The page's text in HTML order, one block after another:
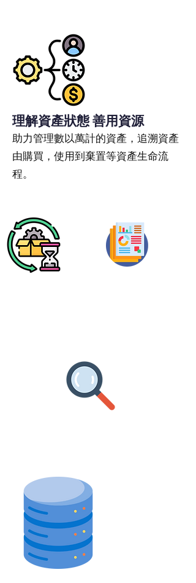
理解資產狀態 善用資源
助力管理數以萬計的資產，追溯資產
由購買，使用到棄置等資產生命流
程。